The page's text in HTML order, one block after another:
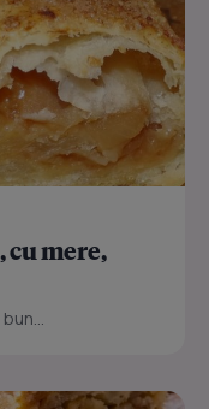
cu mere,